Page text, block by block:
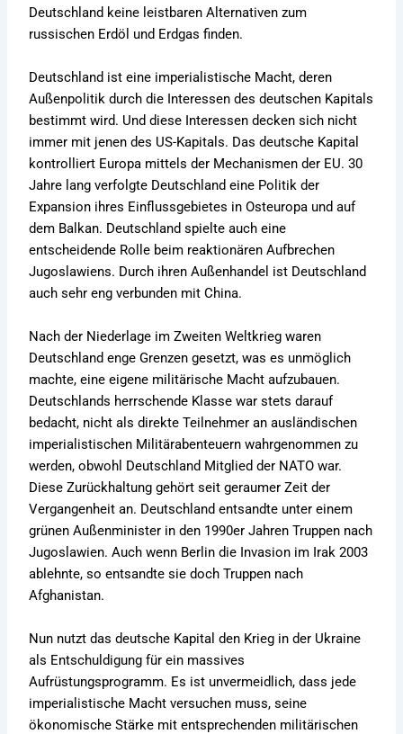
Deutschland keine leistbaren Alternativen zum
russischen Erdöl und Erdgas finden.
Deutschland ist eine imperialistische Macht, deren
Außenpolitik durch die Interessen des deutschen Kapitals
bestimmt wird. Und diese Interessen decken sich nicht
immer mit jenen des US-Kapitals. Das deutsche Kapital
kontrolliert Europa mittels der Mechanismen der EU. 30
Jahre lang verfolgte Deutschland eine Politik der
Expansion ihres Einflussgebietes in Osteuropa und auf
dem Balkan. Deutschland spielte auch eine
entscheidende Rolle beim reaktionären Aufbrechen
Jugoslawiens. Durch ihren Außenhandel ist Deutschland
auch sehr eng verbunden mit China.
Nach der Niederlage im Zweiten Weltkrieg waren
Deutschland enge Grenzen gesetzt, was es unmöglich
machte, eine eigene militärische Macht aufzubauen.
Deutschlands herrschende Klasse war stets darauf
bedacht, nicht als direkte Teilnehmer an ausländischen
imperialistischen Militärabenteuern wahrgenommen zu
werden, obwohl Deutschland Mitglied der NATO war.
Diese Zurückhaltung gehört seit geraumer Zeit der
Vergangenheit an. Deutschland entsandte unter einem
grünen Außenminister in den 1990er Jahren Truppen nach
Jugoslawien. Auch wenn Berlin die Invasion im Irak 2003
ablehnte, so entsandte sie doch Truppen nach
Afghanistan.
Nun nutzt das deutsche Kapital den Krieg in der Ukraine
als Entschuldigung für ein massives
Aufrüstungsprogramm. Es ist unvermeidlich, dass jede
imperialistische Macht versuchen muss, seine
ökonomische Stärke mit entsprechenden militärischen